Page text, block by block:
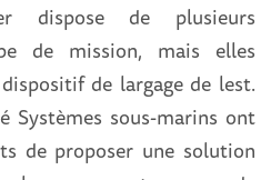
dispose de plusieurs
de mission, mais elles
de largage de lest.
Systèmes sous-marins ont
de proposer une solution